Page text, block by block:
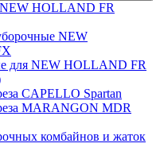
HOLLAND FR
NEW
для NEW HOLLAND FR
CAPELLO Spartan
MARANGON MDR
комбайнов и жаток